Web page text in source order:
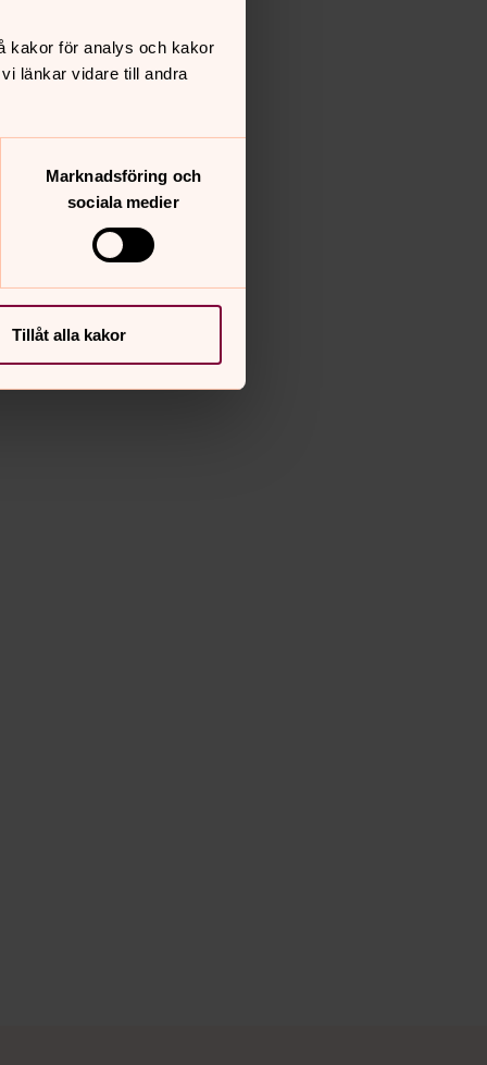
kakor för analys och kakor
länkar vidare till andra
Marknadsföring och
sociala medier
Tillåt alla kakor